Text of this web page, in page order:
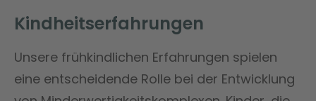
Kindheitserfahrungen
Unsere frühkindlichen Erfahrungen spielen
eine entscheidende Rolle bei der Entwicklung